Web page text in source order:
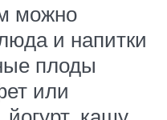
можно
и напитки
плоды
или